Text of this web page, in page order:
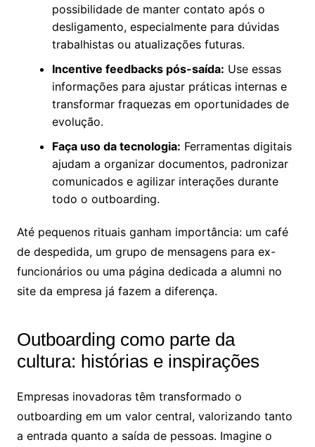
possibilidade de manter contato após o
desligamento, especialmente para dúvidas
trabalhistas ou atualizações futuras.
Incentive feedbacks pós-saída: Use essas
informações para ajustar práticas internas e
transformar fraquezas em oportunidades de
evolução.
Faça uso da tecnologia: Ferramentas digitais
ajudam a organizar documentos, padronizar
comunicados e agilizar interações durante
todo o outboarding.
Até pequenos rituais ganham importância: um café
de despedida, um grupo de mensagens para ex-
funcionários ou uma página dedicada a alumni no
site da empresa já fazem a diferença.
Outboarding como parte da
cultura: histórias e inspirações
Empresas inovadoras têm transformado o
outboarding em um valor central, valorizando tanto
a entrada quanto a saída de pessoas. Imagine o